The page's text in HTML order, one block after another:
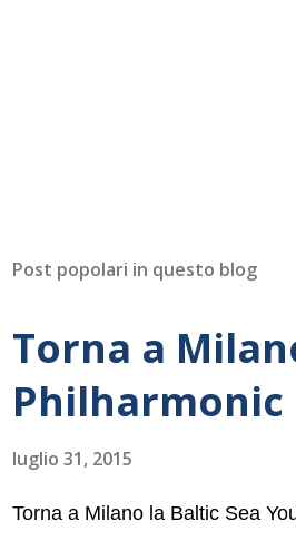
Post popolari in questo blog
Torna a
Philharmonic
luglio 31, 2015
Torna a Milano la Baltic Sea